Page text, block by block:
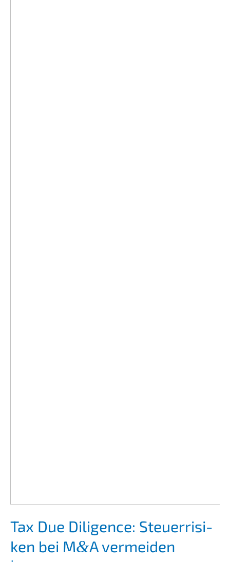
Tax Due Diligence: Steuer­ri­si­
ken bei M&A vermei­den